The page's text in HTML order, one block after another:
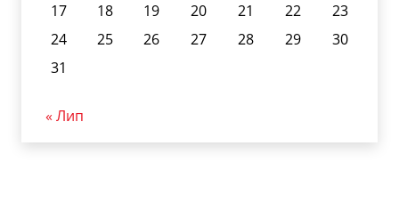
17
18 19 20 21 22
23
24
25 26 27 28 29
30
31
« Лип